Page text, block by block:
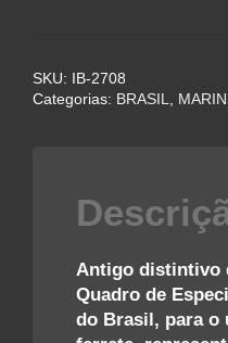
FERRETE
–
quantidade
SKU: IB-2708
Categorias: BRASIL
Antigo distintivo
Quadro de
do Brasil, para o